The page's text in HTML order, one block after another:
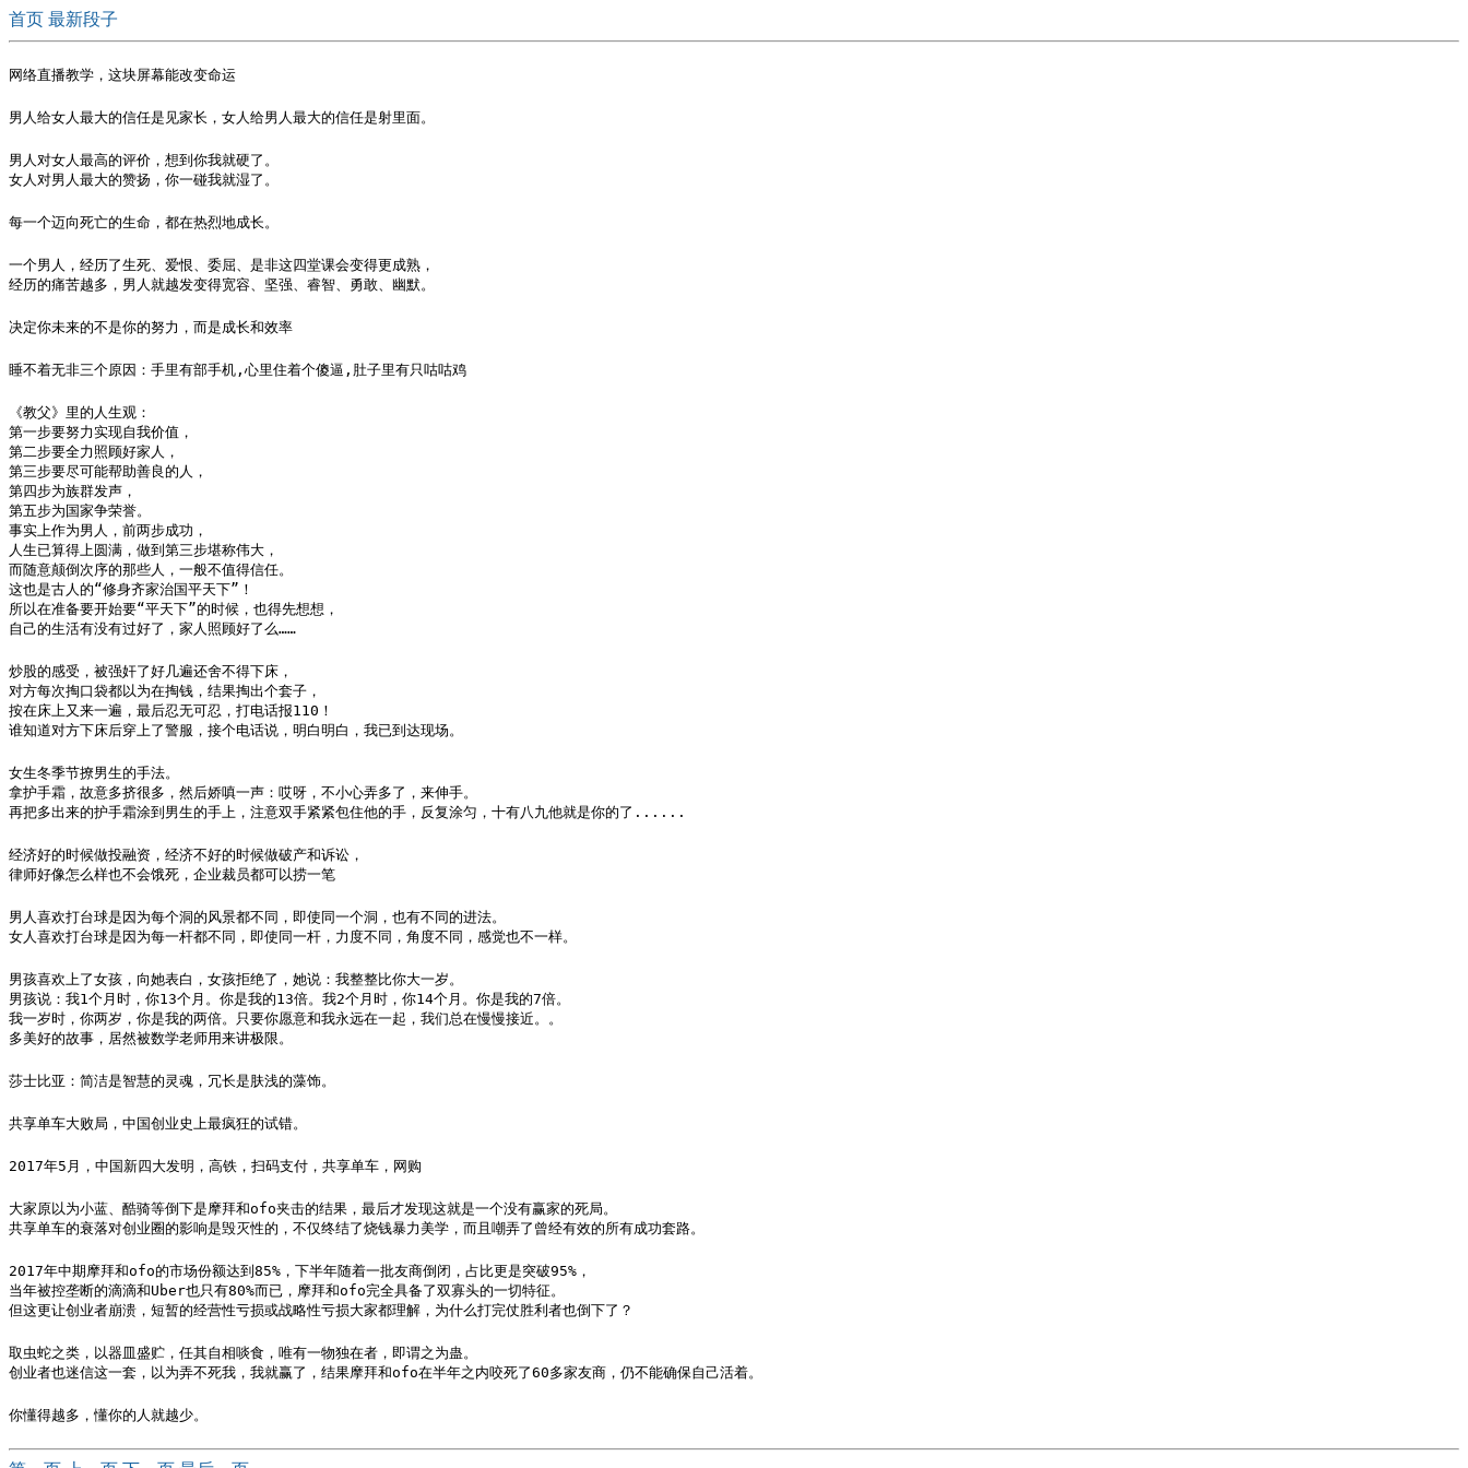
首页 最新段子
网络直播教学，这块屏幕能改变命运
男人给女人最大的信任是见家长，女人给男人最大的信任是射里面。
男人对女人最高的评价，想到你我就硬了。
女人对男人最大的赞扬，你一碰我就湿了。
每一个迈向死亡的生命，都在热烈地成长。
一个男人，经历了生死、爱恨、委屈、是非这四堂课会变得更成熟，
经历的痛苦越多，男人就越发变得宽容、坚强、睿智、勇敢、幽默。
决定你未来的不是你的努力，而是成长和效率
睡不着无非三个原因：手里有部手机,心里住着个傻逼,肚子里有只咕咕鸡 ​
《教父》里的人生观：
第一步要努力实现自我价值，
第二步要全力照顾好家人，
第三步要尽可能帮助善良的人，
第四步为族群发声，
第五步为国家争荣誉。
事实上作为男人，前两步成功，
人生已算得上圆满，做到第三步堪称伟大，
而随意颠倒次序的那些人，一般不值得信任。
这也是古人的“修身齐家治国平天下”！
所以在准备要开始要“平天下”的时候，也得先想想，
自己的生活有没有过好了，家人照顾好了么……
炒股的感受，被强奸了好几遍还舍不得下床，
对方每次掏口袋都以为在掏钱，结果掏出个套子，
按在床上又来一遍，最后忍无可忍，打电话报110！
谁知道对方下床后穿上了警服，接个电话说，明白明白，我已到达现场。
女生冬季节撩男生的手法。
拿护手霜，故意多挤很多，然后娇嗔一声：哎呀，不小心弄多了，来伸手。
再把多出来的护手霜涂到男生的手上，注意双手紧紧包住他的手，反复涂匀，十有八九他就是你的了......
经济好的时候做投融资，经济不好的时候做破产和诉讼，
律师好像怎么样也不会饿死，企业裁员都可以捞一笔
男人喜欢打台球是因为每个洞的风景都不同，即使同一个洞，也有不同的进法。
女人喜欢打台球是因为每一杆都不同，即使同一杆，力度不同，角度不同，感觉也不一样。
男孩喜欢上了女孩，向她表白，女孩拒绝了，她说：我整整比你大一岁。
男孩说：我1个月时，你13个月。你是我的13倍。我2个月时，你14个月。你是我的7倍。
我一岁时，你两岁，你是我的两倍。只要你愿意和我永远在一起，我们总在慢慢接近。。
多美好的故事，居然被数学老师用来讲极限。
莎士比亚：简洁是智慧的灵魂，冗长是肤浅的藻饰。
共享单车大败局，中国创业史上最疯狂的试错。
2017年5月，中国新四大发明，高铁，扫码支付，共享单车，网购
大家原以为小蓝、酷骑等倒下是摩拜和ofo夹击的结果，最后才发现这就是一个没有赢家的死局。
共享单车的衰落对创业圈的影响是毁灭性的，不仅终结了烧钱暴力美学，而且嘲弄了曾经有效的所有成功套路。
2017年中期摩拜和ofo的市场份额达到85%，下半年随着一批友商倒闭，占比更是突破95%，
当年被控垄断的滴滴和Uber也只有80%而已，摩拜和ofo完全具备了双寡头的一切特征。
但这更让创业者崩溃，短暂的经营性亏损或战略性亏损大家都理解，为什么打完仗胜利者也倒下了？
取虫蛇之类，以器皿盛贮，任其自相啖食，唯有一物独在者，即谓之为蛊。
创业者也迷信这一套，以为弄不死我，我就赢了，结果摩拜和ofo在半年之内咬死了60多家友商，仍不能确保自己活着。
你懂得越多，懂你的人就越少。